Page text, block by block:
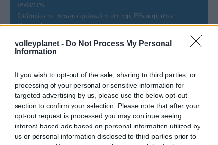
volleyplanet - Do Not Process My Personal
Information
If you wish to opt-out of the sale, sharing to third parties, or
processing of your personal or sensitive information for
targeted advertising by us, please use the below opt-out
section to confirm your selection. Please note that after your
opt-out request is processed you may continue seeing
interest-based ads based on personal information utilized by
us or personal information disclosed to third parties prior to
05/08/2026
Ισόπαλο το πρωτο φιλικό τεστ της Εθνικής στο
Ουρμπίνο
05/08/2026
Πανεπιστημίου Πατρών
05/08/2026
Πρώτο δυνατό τεστ της Εθνικής Γυναικών επί ιταλικού
εδάφους με Σουηδία